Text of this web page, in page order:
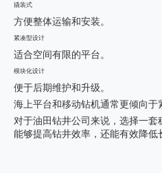
撬装式
方便整体运输和安装。
紧凑型设计
适合空间有限的平台。
模块化设计
便于后期维护和升级。
海上平台和移动钻机通常更倾向于
对于油田钻井公司来说，选择一套
能够提高钻井效率，还能有效降低